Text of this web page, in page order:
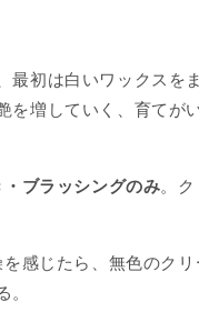
最初は白いワックスを
を増していく、育てが
ブラッシングのみ。
を感じたら、無色のク